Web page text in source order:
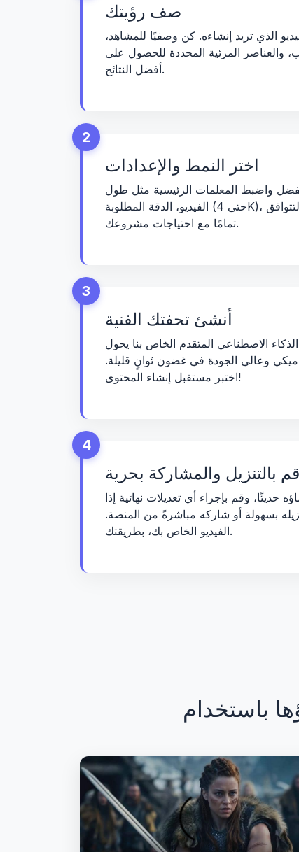
صف رؤيتك
الذي تريد إنشاءه. كن وصفيًا للمشاهد،
والعناصر المرئية المحددة للحصول على
أفضل النتائج.
2
اختر النمط والإعدادات
واضبط المعلمات الرئيسية مثل طول
الفيديو، الدقة المطلوبة (حتى 4K)، ونسبة العرض إلى الارتفاع لتتوافق
تمامًا مع احتياجات مشروعك.
3
أنشئ تحفتك الفنية
الاصطناعي المتقدم الخاص بنا يحول
وعالي الجودة في غضون ثوانٍ قليلة.
اختبر مستقبل إنشاء المحتوى!
4
قم بالتنزيل والمشاركة بحرية
حديثًا، وقم بإجراء أي تعديلات نهائية إذا
بسهولة أو شاركه مباشرةً من المنصة.
الفيديو الخاص بك، بطريقتك.